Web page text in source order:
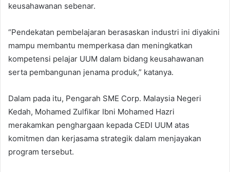
keusahawanan sebenar.
“Pendekatan pembelajaran berasaskan industri ini diyakini
mampu membantu memperkasa dan meningkatkan
kompetensi pelajar UUM dalam bidang keusahawanan
serta pembangunan jenama produk,” katanya.
Dalam pada itu, Pengarah SME Corp. Malaysia Negeri
Kedah, Mohamed Zulfikar Ibni Mohamed Hazri
merakamkan penghargaan kepada CEDI UUM atas
komitmen dan kerjasama strategik dalam menjayakan
program tersebut.